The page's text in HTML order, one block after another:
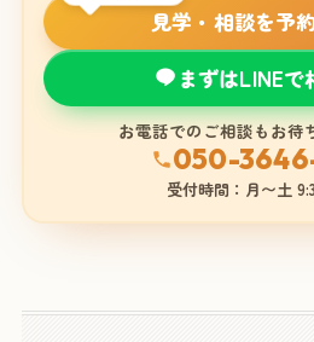
見学・相談を予
まずはLINEで
お電話でのご相談もお待
050-
受付時間：月〜土